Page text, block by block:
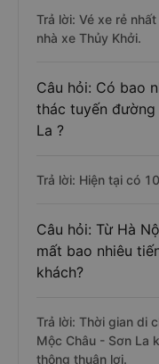
Trả lời: Vé xe rẻ
nhà xe Thủy Khởi.
Câu hỏi: Có bao
thác tuyến
La ?
Trả lời: Hiện tại có
Câu hỏi: Từ Hà
mất bao nhiêu
khách?
Trả lời: Thời gian di
Mộc Châu - Sơn La
thông thuận lợi.